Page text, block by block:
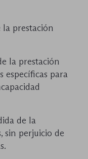
la prestación
la prestación
específicas para
de la
sin perjuicio de